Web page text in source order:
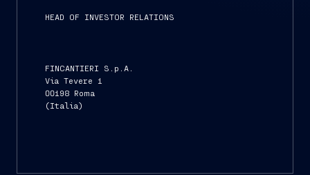
HEAD OF INVESTOR RELATIONS
FINCANTIERI S.p.A.
Via Tevere 1
00198 Roma
(Italia)